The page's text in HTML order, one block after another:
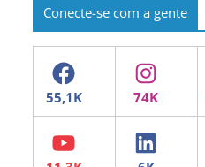
Conecte-se com a gente
Facebook Instagram
YouTube LinkedIn